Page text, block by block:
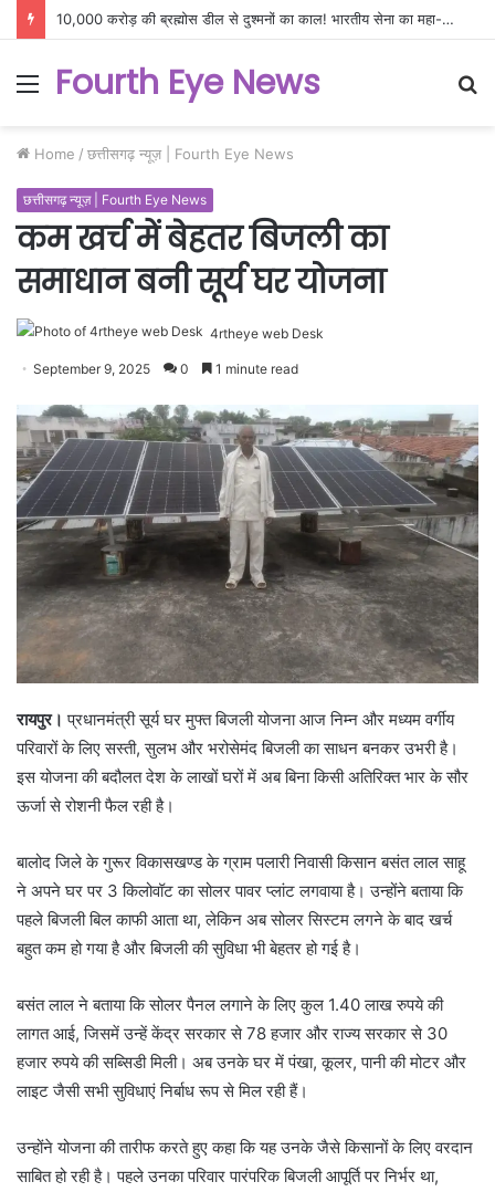
10,000 करोड़ की ब्रह्मोस डील से दुश्मनों का काल! भारतीय सेना का महा-ऑपरेशन, अब सीमा पार तबाही पक्की
Menu
Fourth Eye News
Home / छत्तीसगढ़ न्यूज़ | Fourth Eye News
छत्तीसगढ़ न्यूज़ | Fourth Eye News
कम खर्च में बेहतर बिजली का
समाधान बनी सूर्य घर योजना
4rtheye web Desk
September 9, 2025 0 1 minute read
रायपुर। प्रधानमंत्री सूर्य घर मुफ्त बिजली योजना आज निम्न और मध्यम वर्गीय
परिवारों के लिए सस्ती, सुलभ और भरोसेमंद बिजली का साधन बनकर उभरी है।
इस योजना की बदौलत देश के लाखों घरों में अब बिना किसी अतिरिक्त भार के सौर
ऊर्जा से रोशनी फैल रही है।
बालोद जिले के गुरूर विकासखण्ड के ग्राम पलारी निवासी किसान बसंत लाल साहू
ने अपने घर पर 3 किलोवॉट का सोलर पावर प्लांट लगवाया है। उन्होंने बताया कि
पहले बिजली बिल काफी आता था, लेकिन अब सोलर सिस्टम लगने के बाद खर्च
बहुत कम हो गया है और बिजली की सुविधा भी बेहतर हो गई है।
बसंत लाल ने बताया कि सोलर पैनल लगाने के लिए कुल 1.40 लाख रुपये की
लागत आई, जिसमें उन्हें केंद्र सरकार से 78 हजार और राज्य सरकार से 30
हजार रुपये की सब्सिडी मिली। अब उनके घर में पंखा, कूलर, पानी की मोटर और
लाइट जैसी सभी सुविधाएं निर्बाध रूप से मिल रही हैं।
उन्होंने योजना की तारीफ करते हुए कहा कि यह उनके जैसे किसानों के लिए वरदान
साबित हो रही है। पहले उनका परिवार पारंपरिक बिजली आपूर्ति पर निर्भर था,